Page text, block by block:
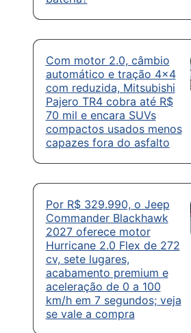
Com motor 2.0, câmbio
automático e tração 4×4
com reduzida, Mitsubishi
Pajero TR4 cobra até R$
70 mil e encara SUVs
compactos usados menos
capazes fora do asfalto
Por R$ 329.990, o Jeep
Commander Blackhawk
2027 oferece motor
Hurricane 2.0 Flex de 272
cv, sete lugares,
acabamento premium e
aceleração de 0 a 100
km/h em 7 segundos; veja
se vale a compra